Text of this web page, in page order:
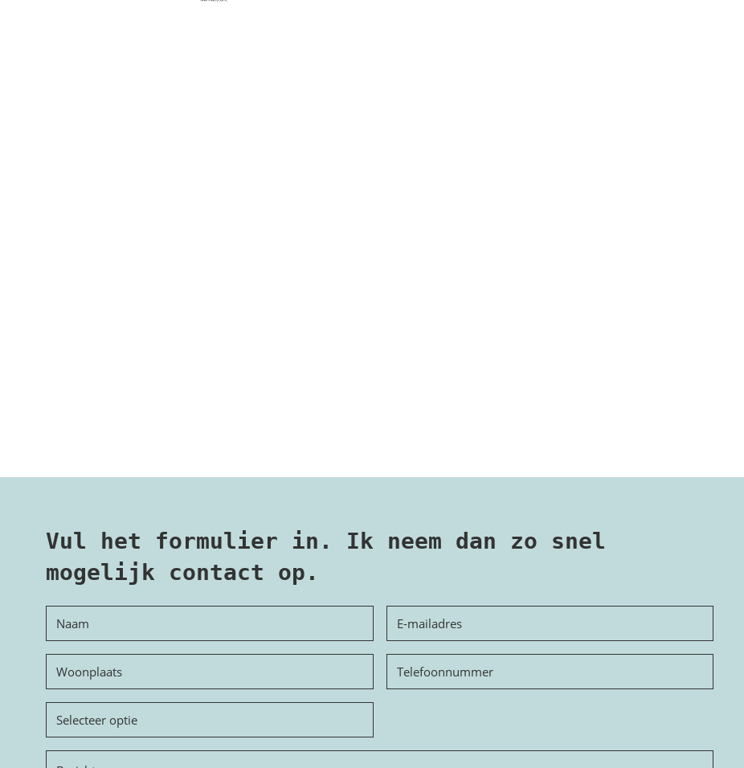
Vul het formulier in. Ik neem dan zo snel
mogelijk contact op.
Woonplaats
Telefoon
Onderwerp